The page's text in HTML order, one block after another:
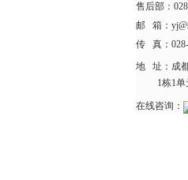
售后部：
邮 箱：
传 真：028-
地 址： 成
1栋1单元
在线咨询：